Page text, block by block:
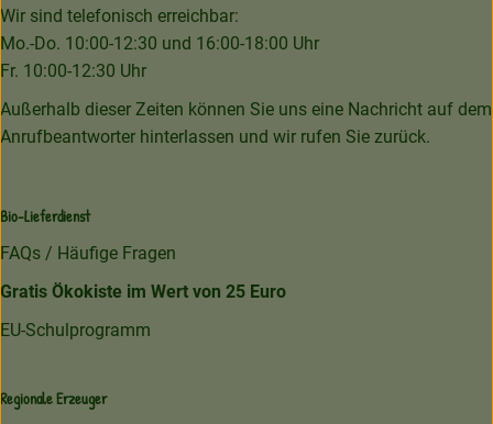
Wir sind telefonisch erreichbar:
Mo.-Do. 10:00-12:30 und 16:00-18:00 Uhr
Fr. 10:00-12:30 Uhr
Außerhalb dieser Zeiten können Sie uns eine Nachricht auf dem
Anrufbeantworter hinterlassen und wir rufen Sie zurück.
Bio-Lieferdienst
FAQs / Häufige Fragen
Gratis Ökokiste im Wert von 25 Euro
EU-Schulprogramm
Regionale Erzeuger